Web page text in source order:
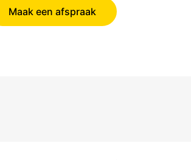
Maak een afspraak